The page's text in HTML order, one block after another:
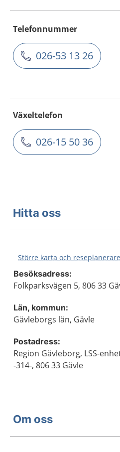
Telefonnummer
026-53 13 26
Växeltelefon
026-15 50 36
Hitta oss
Större karta och reseplanerare
Besöksadress:
Folkparksvägen 5, 806 33
Län, kommun:
Gävleborgs län, Gävle
Postadress:
Region Gävleborg, LSS-
-314-, 806 33 Gävle
Om oss